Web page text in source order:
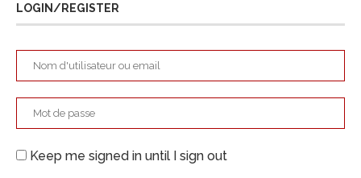
LOGIN/REGISTER
Keep me signed in until I sign out